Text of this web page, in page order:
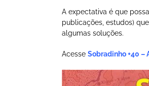
A expectativa é que
publicações, estudos)
algumas soluções.
Acesse Sobradinho +40 –